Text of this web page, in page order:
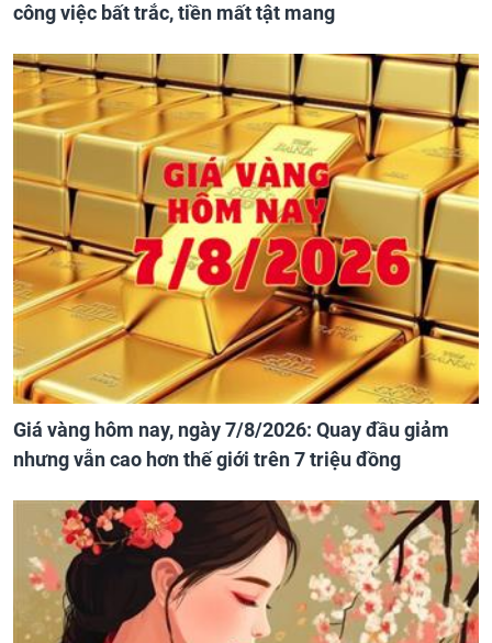
công việc bất trắc, tiền mất tật mang
Giá vàng hôm nay, ngày 7/8/2026: Quay đầu giảm
nhưng vẫn cao hơn thế giới trên 7 triệu đồng